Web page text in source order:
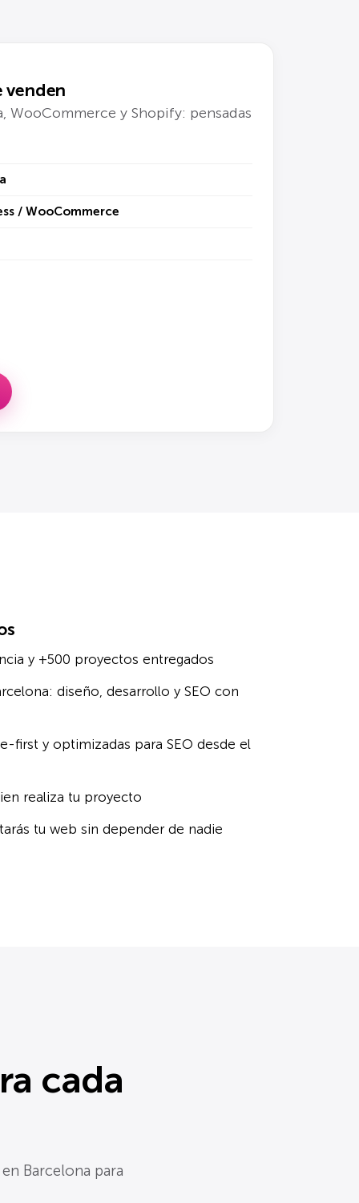
venden
WooCommerce y Shopify: pensadas
/ WooCommerce
y +500 proyectos entregados
diseño, desarrollo y SEO con
first y optimizadas para SEO desde el
realiza tu proyecto
tu web sin depender de nadie
cada
Barcelona para